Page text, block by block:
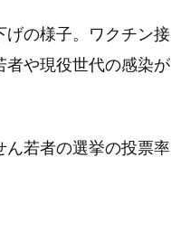
げの様子。ワクチン接
者や現役世代の感染が
ん若者の選挙の投票率